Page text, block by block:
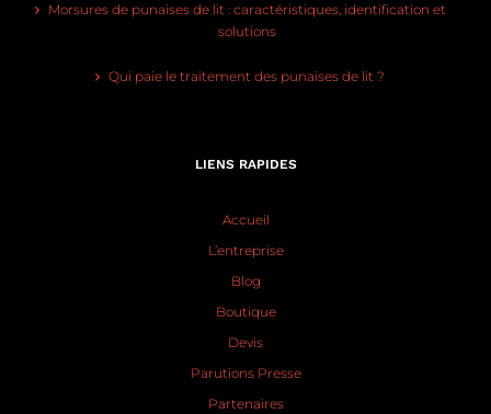
Morsures de punaises de lit : caractéristiques, identification et
solutions
Qui paie le traitement des punaises de lit ?
LIENS RAPIDES
Accueil
L’entreprise
Blog
Boutique
Devis
Parutions Presse
Partenaires